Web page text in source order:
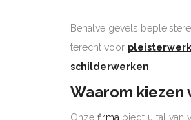
Behalve gevels
terecht voor
schilderwerken
Waarom kiezen
Onze firma biedt u tal van